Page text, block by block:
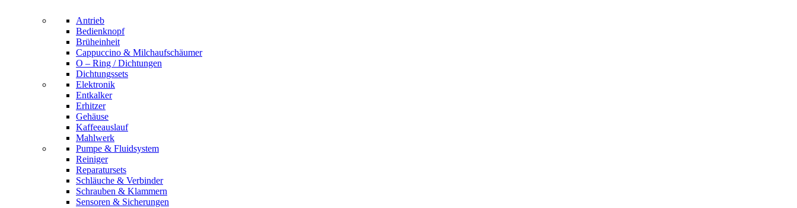
Antrieb
Bedienknopf
Brüheinheit
Cappuccino & Milchaufschäumer
O – Ring / Dichtungen
Dichtungssets
Elektronik
Entkalker
Erhitzer
Gehäuse
Kaffeeauslauf
Mahlwerk
Pumpe & Fluidsystem
Reiniger
Reparatursets
Schläuche & Verbinder
Schrauben & Klammern
Sensoren & Sicherungen